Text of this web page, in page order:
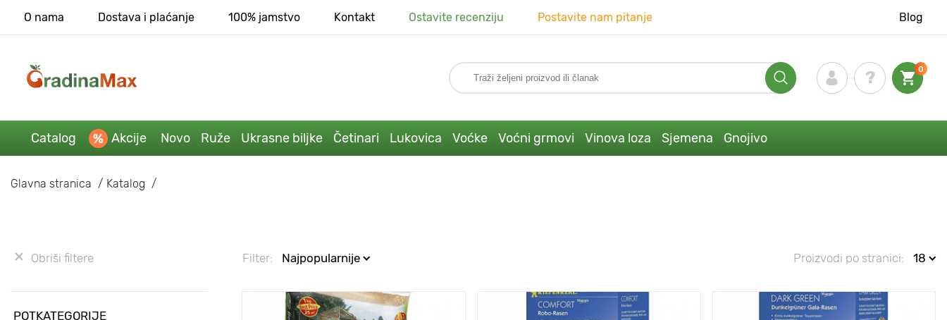
O nama Dostava i plaćanje 100% jamstvo Kontakt Ostavite recenziju Postavite nam pitanje Blog
0
Catalog Akcije Novo Ruže Ukrasne biljke Četinari Lukovica Voćke Voćni grmovi Vinova loza Sjemena Gnojivo
Glavna stranica Katalog
Obriši filtere
POTKATEGORIJE
Filter: Najpopularnije Proizvodi po stranici: 18